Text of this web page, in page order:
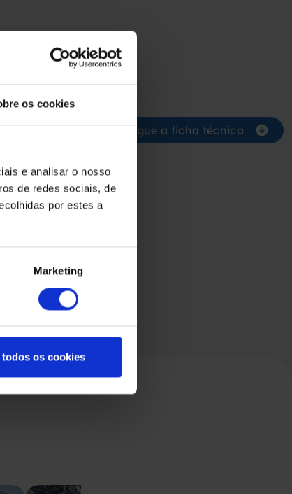
os cookies
e analisar o nosso
de redes sociais, de
por estes a
Marketing
os cookies
Descarregue a ficha técnica